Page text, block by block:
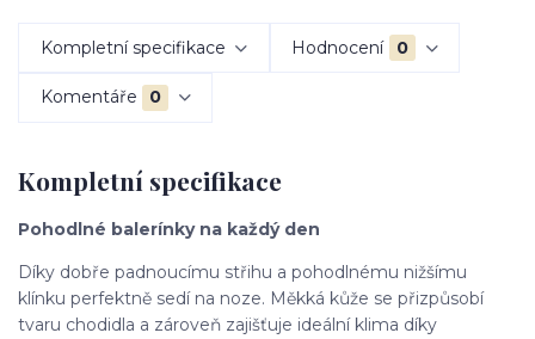
Kompletní specifikace Hodnocení 0
Komentáře 0
Kompletní specifikace
Pohodlné balerínky na každý den
Díky dobře padnoucímu střihu a pohodlnému nižšímu
klínku perfektně sedí na noze. Měkká kůže se přizpůsobí
tvaru chodidla a zároveň zajišťuje ideální klima díky